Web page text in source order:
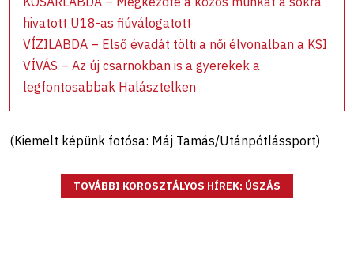
hivatott U18-as fiúválogatott
VÍZILABDA – Első évadát tölti a női élvonalban a KSI
VÍVÁS – Az új csarnokban is a gyerekek a
legfontosabbak Halásztelken
(Kiemelt képünk fotósa: Máj Tamás/Utánpótlássport)
TOVÁBBI KOROSZTÁLYOS HÍREK: ÚSZÁS